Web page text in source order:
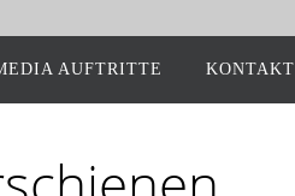
AUFTRITTE KON­TAKT